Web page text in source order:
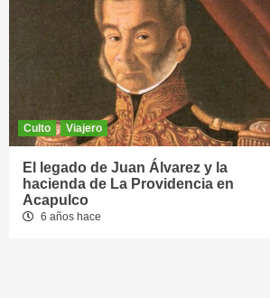
Culto Viajero
El legado de Juan Álvarez y la
hacienda de La Providencia en
Acapulco
6 años hace